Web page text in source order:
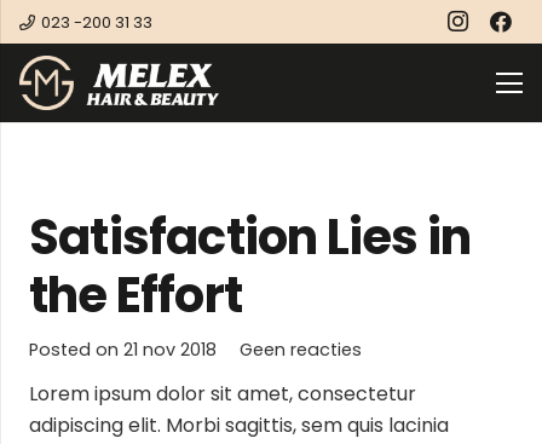
023 -200 31 33
Satisfaction Lies in
the Effort
Posted on 21 nov 2018 Geen reacties
Lorem ipsum dolor sit amet, consectetur
adipiscing elit. Morbi sagittis, sem quis lacinia